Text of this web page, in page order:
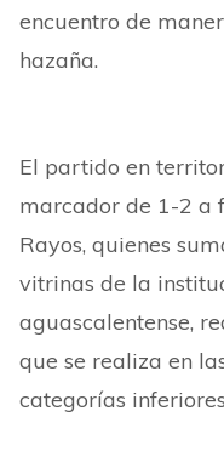
encuentro de
hazaña.
El partido en
marcador de 1-2 a
Rayos, quienes
vitrinas de la
aguascalentense,
que se realiza en
categorías